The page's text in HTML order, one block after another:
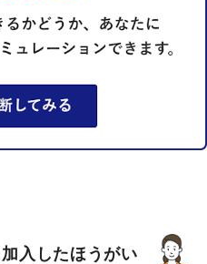
入したほうがい